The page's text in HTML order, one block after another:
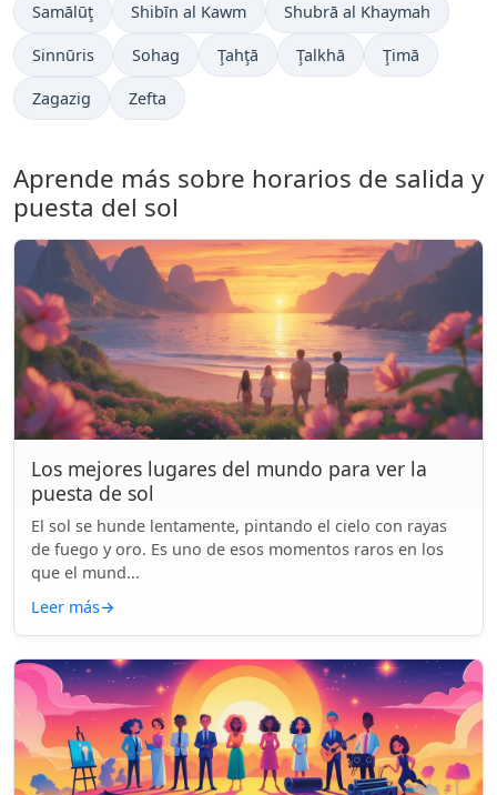
Samālūţ Shibīn al Kawm Shubrā al Khaymah
Sinnūris Sohag Ţahţā Ţalkhā Ţimā
Zagazig Zefta
Aprende más sobre horarios de salida y
puesta del sol
Los mejores lugares del mundo para ver la
puesta de sol
El sol se hunde lentamente, pintando el cielo con rayas
de fuego y oro. Es uno de esos momentos raros en los
que el mund...
Leer más→